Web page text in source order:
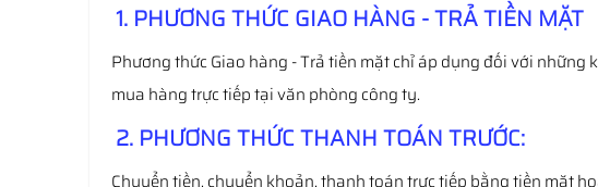
1. PHƯƠNG THỨC GIAO HÀNG - TRẢ TIỀN MẶT
Phương thức Giao hàng - Trả tiền mặt chỉ áp dụng đối với
mua hàng trực tiếp tại văn phòng công ty.
2. PHƯƠNG THỨC THANH TOÁN TRƯỚC:
Chuyển tiền, chuyển khoản, thanh toán trực tiếp bằng tiền mặt